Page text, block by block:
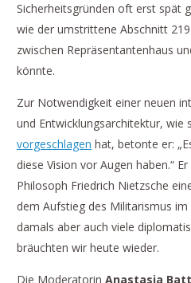
Sicherheitsgründen oft erst spät
wie der umstrittene Abschnitt
zwischen Repräsentantenhaus
könnte.
Zur Notwendigkeit einer neuen
und Entwicklungsarchitektur, wie
vorgeschlagen hat, betonte er:
diese Vision vor Augen haben.“
Philosoph Friedrich Nietzsche
dem Aufstieg des Militarismus
damals aber auch viele
bräuchten wir heute wieder.
Die Moderatorin Anastasia